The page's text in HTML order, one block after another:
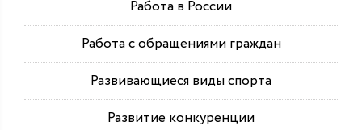
Работа в России
Работа с обращениями граждан
Развивающиеся виды спорта
Развитие конкуренции